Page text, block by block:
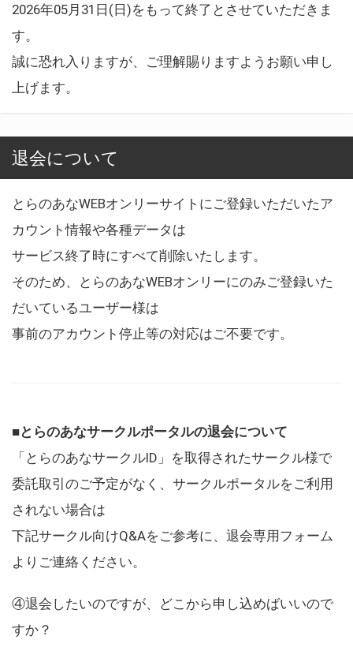
2026年05月31日(日)をもって終了とさせていただきま
す。
誠に恐れ入りますが、ご理解賜りますようお願い申し
上げます。
退会について
とらのあなWEBオンリーサイトにご登録いただいたア
カウント情報や各種データは
サービス終了時にすべて削除いたします。
そのため、とらのあなWEBオンリーにのみご登録いた
だいているユーザー様は
事前のアカウント停止等の対応はご不要です。
■とらのあなサークルポータルの退会について
「とらのあなサークルID」を取得されたサークル様で
委託取引のご予定がなく、サークルポータルをご利用
されない場合は
下記サークル向けQ&Aをご参考に、退会専用フォーム
よりご連絡ください。
④退会したいのですが、どこから申し込めばいいので
すか？